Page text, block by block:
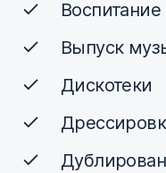
Выпуск
Дискотеки